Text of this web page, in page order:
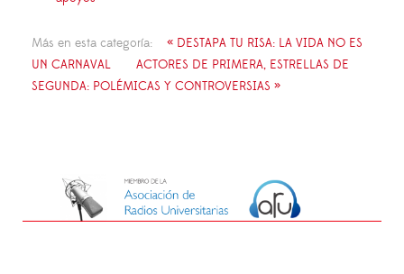
Más en esta categoría:
« DESTAPA TU RISA: LA VIDA NO ES
UN CARNAVAL
ACTORES DE PRIMERA, ESTRELLAS DE
SEGUNDA: POLÉMICAS Y CONTROVERSIAS »